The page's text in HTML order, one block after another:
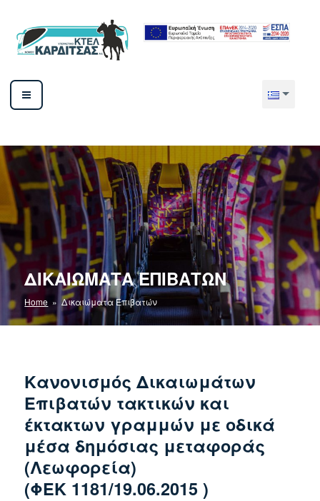
περιεχόμενο
ΥΠΕΡΑΣΤΙΚΟ ΚΤΕΛ ΚΑΡΔΙΤΣΑΣ ΑΕ
ΔΙΚΑΙΏΜΑΤΑ ΕΠΙΒΑΤΏΝ
Home » Δικαιώματα Επιβατών
Κανονισμός Δικαιωμάτων
Επιβατών τακτικών και
έκτακτων γραμμών με οδικά
μέσα δημόσιας μεταφοράς
(Λεωφορεία)
(ΦΕΚ 1181/19.06.2015 )